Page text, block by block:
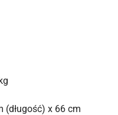
(długość) x 66 cm